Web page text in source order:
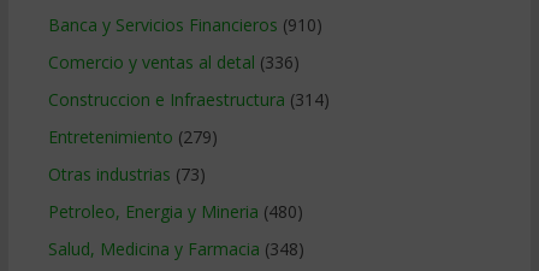
Banca y Servicios Financieros (910)
Comercio y ventas al detal (336)
Construccion e Infraestructura (314)
Entretenimiento (279)
Otras industrias (73)
Petroleo, Energia y Mineria (480)
Salud, Medicina y Farmacia (348)